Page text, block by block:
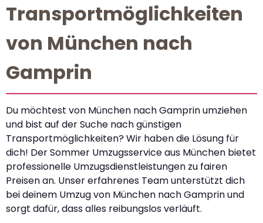
Transportmöglichkeiten
von München nach
Gamprin
Du möchtest von München nach Gamprin umziehen
und bist auf der Suche nach günstigen
Transportmöglichkeiten? Wir haben die Lösung für
dich! Der Sommer Umzugsservice aus München bietet
professionelle Umzugsdienstleistungen zu fairen
Preisen an. Unser erfahrenes Team unterstützt dich
bei deinem Umzug von München nach Gamprin und
sorgt dafür, dass alles reibungslos verläuft.